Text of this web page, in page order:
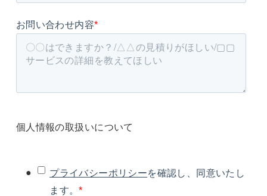
お問い合わせ内容*
個人情報の取扱いについて
プライバシーポリシーを確認し、同意いたし
ます。*